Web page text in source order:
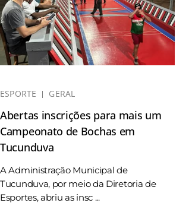
ESPORTE GERAL
Abertas inscrições para mais um
Campeonato de Bochas em
Tucunduva
A Administração Municipal de
Tucunduva, por meio da Diretoria de
Esportes, abriu as insc ...